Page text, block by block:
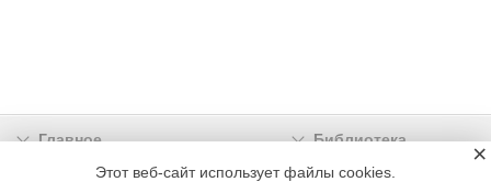
Главное
Библиотека
Подписка
Реклама
Этот веб-сайт использует файлы cookies.
×